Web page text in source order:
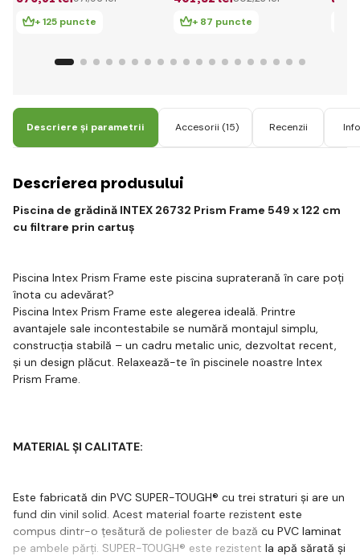
+ 125 puncte
+ 87 puncte
Descriere și parametrii Accesorii (15) Recenzii
Descrierea produsului
Piscina de grădină INTEX 26732 Prism Frame 549 x 122 cm
cu filtrare prin cartuș
Piscina Intex Prism Frame este piscina supraterană în care poți
înota cu adevărat?
Piscina Intex Prism Frame este alegerea ideală. Printre
avantajele sale incontestabile se numără montajul simplu,
construcția stabilă – un cadru metalic unic, dezvoltat recent,
și un design plăcut. Relaxează-te în piscinele noastre Intex
Prism Frame.
MATERIAL ȘI CALITATE:
Este fabricată din PVC SUPER-TOUGH® cu trei straturi și are un
fund din vinil solid. Acest material foarte rezistent este
compus dintr-o țesătură de poliester de bază cu PVC laminat
pe ambele părți. SUPER-TOUGH® este rezistent la apă sărată și